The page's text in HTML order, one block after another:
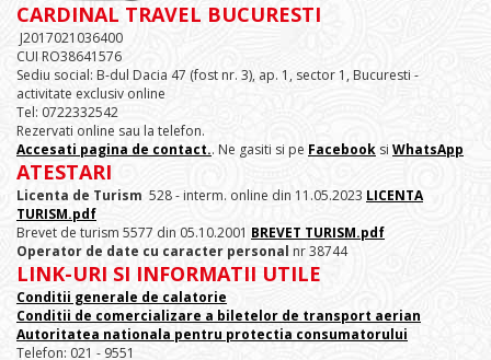
CARDINAL TRAVEL BUCURESTI
J2017021036400
CUI RO38641576
Sediu social: B-dul Dacia 47 (fost nr. 3), ap. 1, sector 1, Bucuresti -
activitate exclusiv online
Tel: 0722332542
Rezervati online sau la telefon.
Accesati pagina de contact.. Ne gasiti si pe Facebook si WhatsApp
ATESTARI
Licenta de Turism 528 - interm. online din 11.05.2023 LICENTA
TURISM.pdf
Brevet de turism 5577 din 05.10.2001 BREVET TURISM.pdf
Operator de date cu caracter personal nr 38744
LINK-URI SI INFORMATII UTILE
Conditii generale de calatorie
Conditii de comercializare a biletelor de transport aerian
Autoritatea nationala pentru protectia consumatorului
Telefon: 021 - 9551